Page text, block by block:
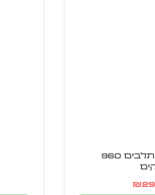
שילובים משתלבים 960
₪